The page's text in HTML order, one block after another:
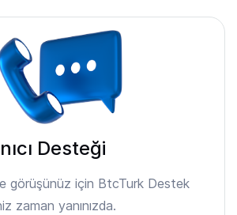
Desteği
görüşünüz için BtcTurk Destek
zaman yanınızda.